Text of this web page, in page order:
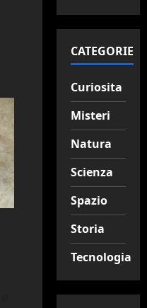
CATEGORIE
Curiosita
Misteri
Natura
Scienza
Spazio
Storia
Tecnologia